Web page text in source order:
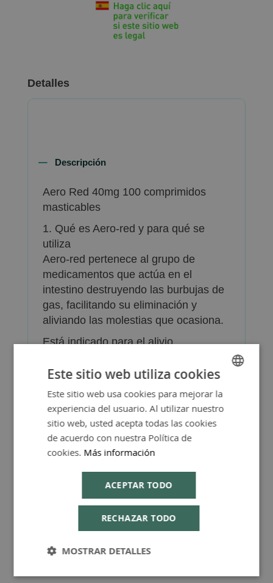
Detalles
Descripción
Aero Red 40mg 100 comprimidos
masticables
1. Qué es Aero-red y para qué se
utiliza
Aero-red pertenece al grupo de
medicamentos que actúa en el
intestino destruyendo las burbujas de
gas, facilitando su eliminación y
aliviando las molestias que ocasiona.
Está indicado para el alivio
Debe consultar a un médico si
empeora o si no mejora después de
10 días.
Ver prospecto del medicamento en
pdf
SPANISH
ENGLISH
Este sitio web utiliza cookies
Este sitio web usa cookies para mejorar la
experiencia del usuario. Al utilizar nuestro
sitio web, usted acepta todas las cookies
de acuerdo con nuestra Política de
cookies. Más información
ACEPTAR TODO
RECHAZAR TODO
MOSTRAR DETALLES